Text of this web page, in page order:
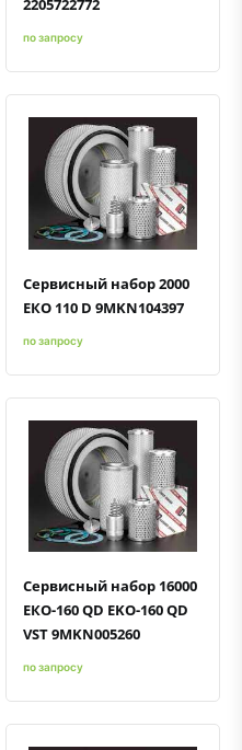
2205722772
по запросу
Быстрый просмотрДобавить к сравнению
Добавить в избранное
Сервисный набор 2000
ЕКО 110 D 9MKN104397
по запросу
Быстрый просмотрДобавить к сравнению
Добавить в избранное
Сервисный набор 16000
ЕКО-160 QD EKO-160 QD
VST 9MKN005260
по запросу